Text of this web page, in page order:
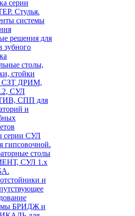
серии
Стулья.
системы
решения для
зубного
столы,
стойки
СЗТ ДРИМ,
СУЛ
СПП для
и
серии СУЛ
гипсовочной.
столы
СУЛ 1.х
и
БРИДЖ и